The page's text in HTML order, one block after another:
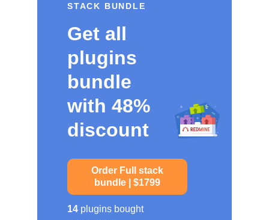
STACK BUNDLE
Get all
plugins
bundle
with 48%
discount
Order Full stack
bundle | $1799
14 plugins bought